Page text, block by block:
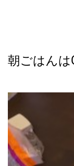
朝ごはん